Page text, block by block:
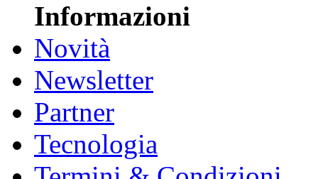
Informazioni
Novità
Newsletter
Partner
Tecnologia